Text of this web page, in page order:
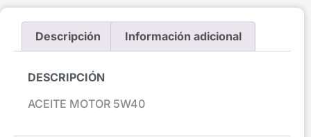
Descripción Información adicional
DESCRIPCIÓN
ACEITE MOTOR 5W40